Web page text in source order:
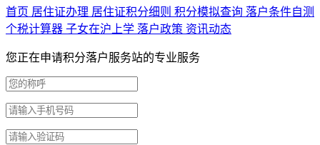
首页 居住证办理 居住证积分细则 积分模拟查询 落户条件自测
个税计算器 子女在沪上学 落户政策 资讯动态
您正在申请积分落户服务站的专业服务